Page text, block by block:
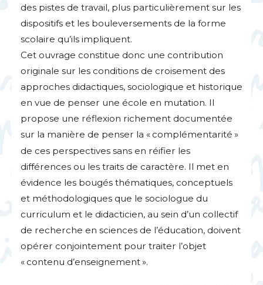
des pistes de travail, plus particulièrement sur les
dispositifs et les bouleversements de la forme
scolaire qu’ils impliquent.
Cet ouvrage constitue donc une contribution
originale sur les conditions de croisement des
approches didactiques, sociologique et historique
en vue de penser une école en mutation. Il
propose une réflexion richement documentée
sur la manière de penser la « complémentarité »
de ces perspectives sans en réifier les
différences ou les traits de caractère. Il met en
évidence les bougés thématiques, conceptuels
et méthodologiques que le sociologue du
curriculum et le didacticien, au sein d’un collectif
de recherche en sciences de l’éducation, doivent
opérer conjointement pour traiter l’objet
« contenu d’enseignement».